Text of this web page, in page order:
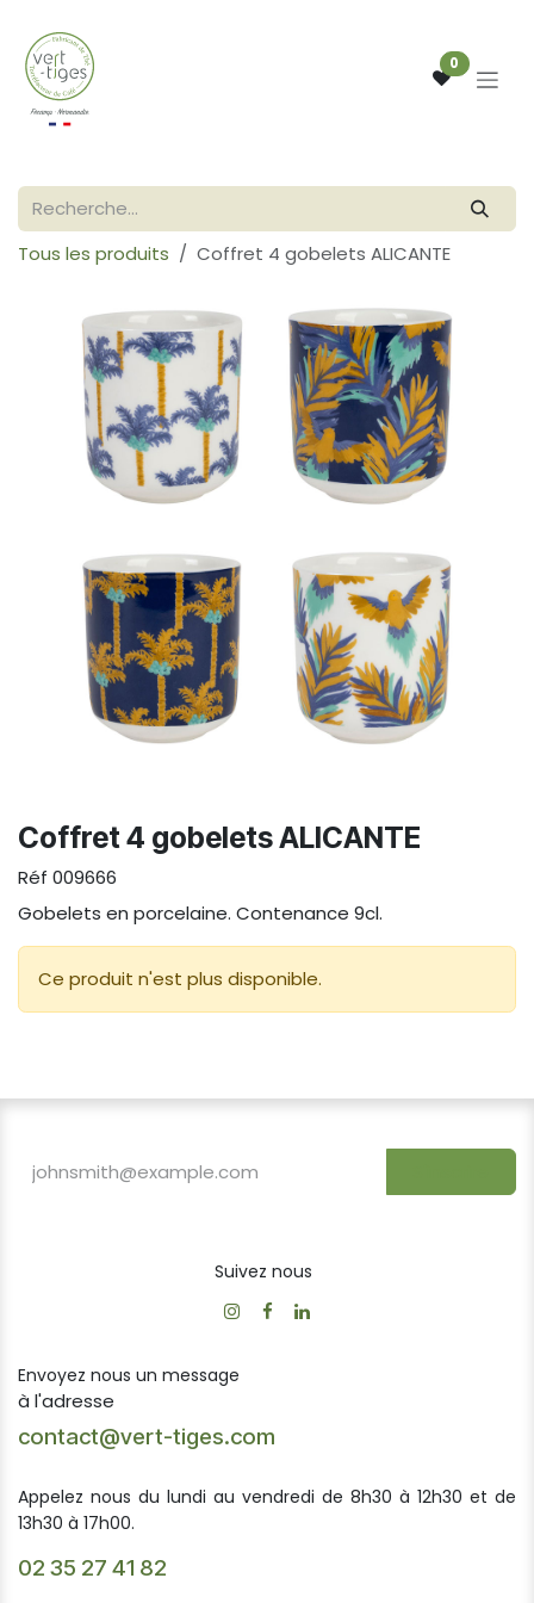
0
Tous les produits Coffret 4 gobelets ALICANTE
Coffret 4 gobelets ALICANTE
Réf 009666
Gobelets en porcelaine. Contenance 9cl.
Ce produit n'est plus disponible.
Suivez nous
Envoyez nous un message
à l'adresse
contact@vert-tiges.com
Appelez nous du lundi au vendredi de 8h30 à 12h30 et de
13h30 à 17h00.
02 35 27 41 82